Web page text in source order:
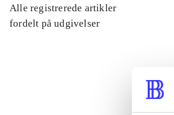
Alle registrerede artikler
fordelt på udgivelser